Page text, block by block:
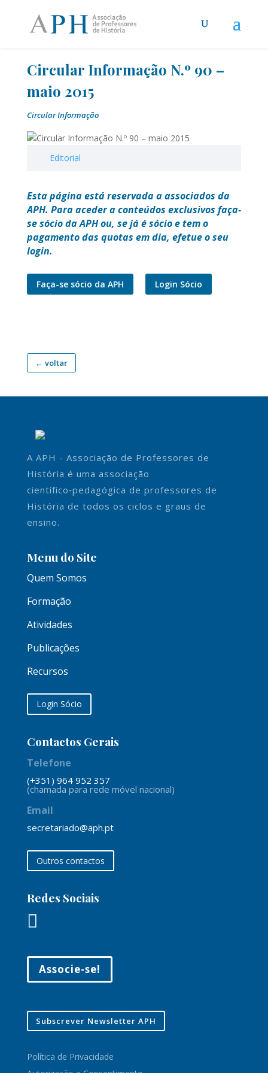
Circular Informação N.º 90 –
maio 2015
Circular Informação
Editorial
Esta página está reservada a associados da
APH. Para aceder a conteúdos exclusivos faça-
se sócio da APH ou, se já é sócio e tem o
pagamento das quotas em dia, efetue o seu
login.
Faça-se sócio da APH Login Sócio
← voltar
A APH - Associação de Professores de
História é uma associação
científico‑pedagógica de professores de
História de todos os ciclos e graus de
ensino.
Menu do Site
Quem Somos
Formação
Atividades
Publicações
Recursos
Login Sócio
Contactos Gerais
Telefone
(+351) 964 952 357
(chamada para rede móvel nacional)
Email
secretariado@aph.pt
Outros contactos
Redes Sociais

Associe-se!
Subscrever Newsletter APH
Política de Privacidade